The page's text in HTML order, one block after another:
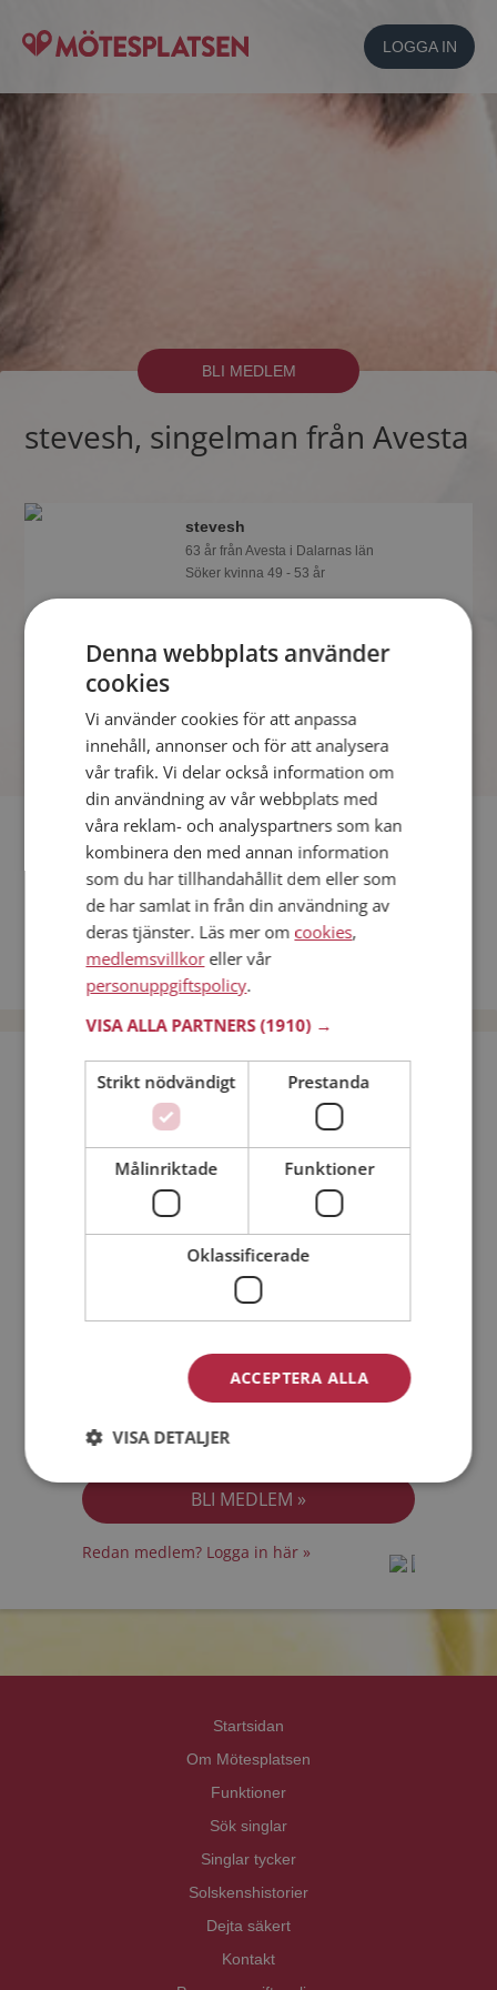
LOGGA IN
BLI MEDLEM
stevesh, singelman från Avesta
stevesh
63 år från Avesta i Dalarnas län
Söker kvinna 49 - 53 år
Mötesplatsen! Ta chansen att se vilka
som tycker att du är intressant.
Fler singlar
Fler singelmän från Avesta:Gustaf,Kennet,Ove
Kvinnor från Avesta
Dejta kvinnor i Sverige
Dejta män i Sverige
Bli medlem utan kostnad!
Min ålder:
Personuppgiftspolicyn
Redan medlem? Logga in här »
Startsidan
Om Mötesplatsen
Funktioner
Sök singlar
Singlar tycker
Solskenshistorier
Dejta säkert
Kontakt
Denna webbplats använder
cookies
Vi använder cookies för att anpassa
innehåll, annonser och för att analysera
vår trafik. Vi delar också information om
din användning av vår webbplats med
våra reklam- och analyspartners som kan
kombinera den med annan information
som du har tillhandahållit dem eller som
de har samlat in från din användning av
deras tjänster. Läs mer om cookies,
medlemsvillkoreller vår
personuppgiftspolicy.
VISA ALLA PARTNERS(1910) →
Strikt nödvändigt Prestanda
Målinriktade Funktioner
Oklassificerade
ACCEPTERA ALLA
VISA DETALJER